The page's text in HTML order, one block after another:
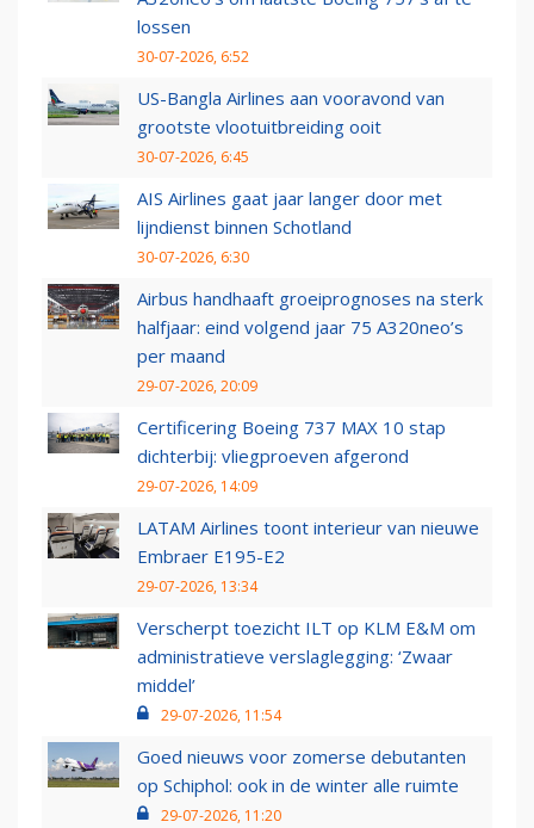
lossen
30-07-2026, 6:52
US-Bangla Airlines aan vooravond van
grootste vlootuitbreiding ooit
30-07-2026, 6:45
AIS Airlines gaat jaar langer door met
lijndienst binnen Schotland
30-07-2026, 6:30
Airbus handhaaft groeiprognoses na sterk
halfjaar: eind volgend jaar 75 A320neo’s
per maand
29-07-2026, 20:09
Certificering Boeing 737 MAX 10 stap
dichterbij: vliegproeven afgerond
29-07-2026, 14:09
LATAM Airlines toont interieur van nieuwe
Embraer E195-E2
29-07-2026, 13:34
Verscherpt toezicht ILT op KLM E&M om
administratieve verslaglegging: ‘Zwaar
middel’
29-07-2026, 11:54
Goed nieuws voor zomerse debutanten
op Schiphol: ook in de winter alle ruimte
29-07-2026, 11:20